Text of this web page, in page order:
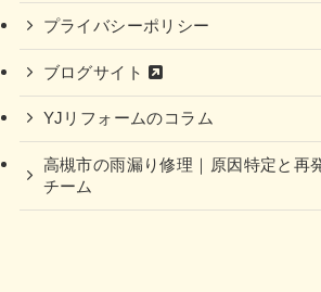
プライバシーポリシー
ブログサイト
YJリフォームのコラム
高槻市の雨漏り修理｜原因特定と再
チーム